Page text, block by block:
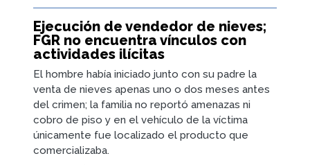
Ejecución de vendedor de nieves;
FGR no encuentra vínculos con
actividades ilícitas
El hombre había iniciado junto con su padre la
venta de nieves apenas uno o dos meses antes
del crimen; la familia no reportó amenazas ni
cobro de piso y en el vehículo de la víctima
únicamente fue localizado el producto que
comercializaba.